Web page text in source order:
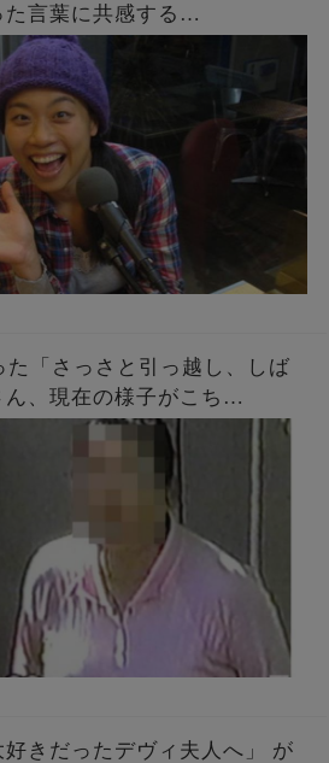
た言葉に共感する…
た「さっさと引っ越し、しば
、現在の様子がこち
きだったデヴィ夫人へ」 が